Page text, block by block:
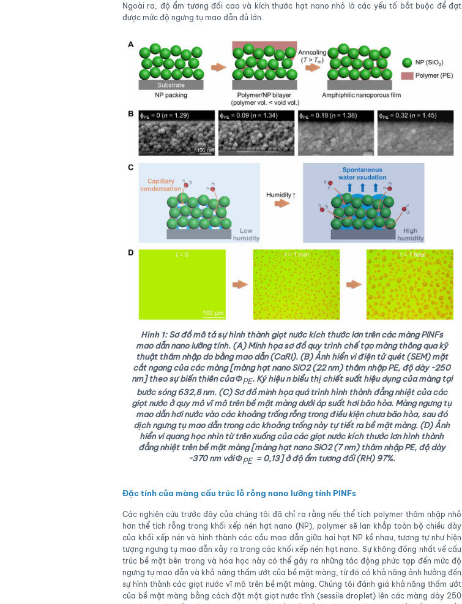
Ngoài ra, độ ẩm tương đối cao và kích thước hạt nano nhỏ là các yếu tố bắt buộc để đạt
được mức độ ngưng tụ mao dẫn đủ lớn.
Hình 1: Sơ đồ mô tả sự hình thành giọt nước kích thước lơn trên các màng PINFs
mao dẫn nano lưỡng tính. (A) Minh họa sơ đồ quy trình chế tạo màng thông qua kỹ
thuật thâm nhập do bằng mao dẫn (CaRI). (B) Ảnh hiển vi điện tử quét (SEM) mặt
cắt ngang của các màng [màng hạt nano SiO2 (22 nm) thâm nhập PE, độ dày ~250
nm] theo sự biến thiên của ΦPE. Ký hiệu n biểu thị chiết suất hiệu dụng của màng tại
bước sóng 632,8 nm. (C) Sơ đồ minh họa quá trình hình thành đẳng nhiệt của các
giọt nước ở quy mô vĩ mô trên bề mặt màng dưới áp suất hơi bão hòa. Màng ngưng tụ
mao dẫn hơi nước vào các khoảng trống rỗng trong điều kiện chưa bão hòa, sau đó
dịch ngưng tụ mao dẫn trong các khoảng trống này tự tiết ra bề mặt màng. (D) Ảnh
hiển vi quang học nhìn từ trên xuống của các giọt nước kích thước lơn hình thành
đẳng nhiệt trên bề mặt màng [màng hạt nano SiO2 (7 nm) thâm nhập PE, độ dày
~370 nm với ΦPE​ = 0,13] ở độ ẩm tương đối (RH) 97%.
Đặc tính của màng cấu trúc lỗ rỗng nano lưỡng tính PINFs
Các nghiên cứu trước đây của chúng tôi đã chỉ ra rằng nếu thể tích polymer thâm nhập nhỏ
hơn thể tích rỗng trong khối xếp nén hạt nano (NP), polymer sẽ lan khắp toàn bộ chiều dày
của khối xếp nén và hình thành các cầu mao dẫn giữa hai hạt NP kề nhau, tương tự như hiện
tượng ngưng tụ mao dẫn xảy ra trong các khối xếp nén hạt nano. Sự không đồng nhất về cấu
trúc bề mặt bên trong và hóa học này có thể gây ra những tác động phức tạp đến mức độ
ngưng tụ mao dẫn và khả năng thấm ướt của bề mặt màng, từ đó có khả năng ảnh hưởng đến
sự hình thành các giọt nước vĩ mô trên bề mặt màng. Chúng tôi đánh giá khả năng thấm ướt
của bề mặt màng bằng cách đặt một giọt nước tĩnh (sessile droplet) lên các màng dày 250